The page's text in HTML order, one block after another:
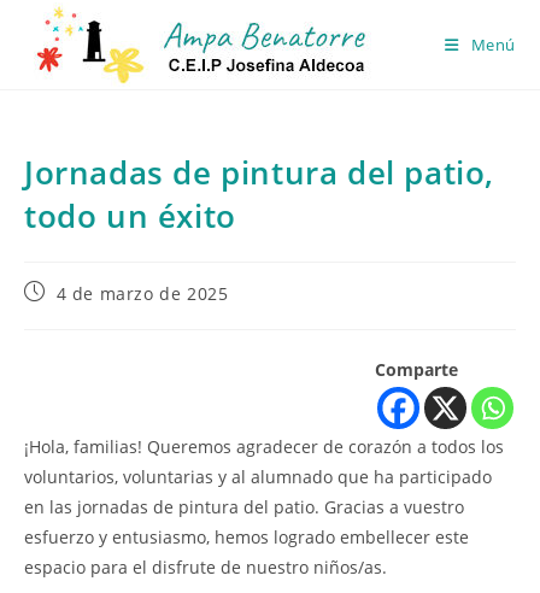
contenido
Menú
Jornadas de pintura del patio,
todo un éxito
Publicación
4 de marzo de 2025
Comparte
¡Hola, familias! Queremos agradecer de corazón a todos los
voluntarios, voluntarias y al alumnado que ha participado
en las jornadas de pintura del patio. Gracias a vuestro
esfuerzo y entusiasmo, hemos logrado embellecer este
espacio para el disfrute de nuestro niños/as.